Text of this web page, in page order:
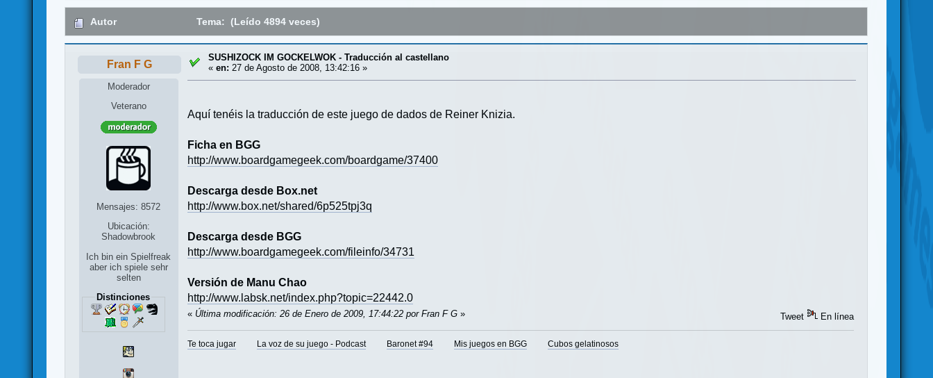
Autor Tema: (Leído 4894 veces)
Fran F G
Moderador
Veterano
Mensajes: 8572
Ubicación:
Shadowbrook
Ich bin ein Spielfreak
aber ich spiele sehr
selten
Distinciones
SUSHIZOCK IM GOCKELWOK - Traducción al castellano
«en: 27 de Agosto de 2008, 13:42:16 »
Aquí tenéis la traducción de este juego de dados de Reiner Knizia.
Ficha en BGG
http://www.boardgamegeek.com/boardgame/37400
Descarga desde Box.net
http://www.box.net/shared/6p525tpj3q
Descarga desde BGG
http://www.boardgamegeek.com/fileinfo/34731
Versión de Manu Chao
http://www.labsk.net/index.php?topic=22442.0
« Última modificación: 26 de Enero de 2009, 17:44:22 por Fran F G » Tweet En línea
Te toca jugar La voz de su juego - Podcast Baronet #94 Mis juegos en BGG Cubos gelatinosos